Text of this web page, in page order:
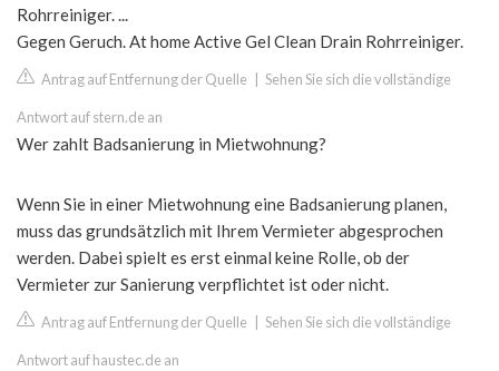
Rohrreiniger. ...
Gegen Geruch. At home Active Gel Clean Drain Rohrreiniger.
Antrag auf Entfernung der Quelle Sehen Sie sich die vollständige
Antwort auf stern.de an
Wer zahlt Badsanierung in Mietwohnung?
Wenn Sie in einer Mietwohnung eine Badsanierung planen,
muss das grundsätzlich mit Ihrem Vermieter abgesprochen
werden. Dabei spielt es erst einmal keine Rolle, ob der
Vermieter zur Sanierung verpflichtet ist oder nicht.
Antrag auf Entfernung der Quelle Sehen Sie sich die vollständige
Antwort auf haustec.de an